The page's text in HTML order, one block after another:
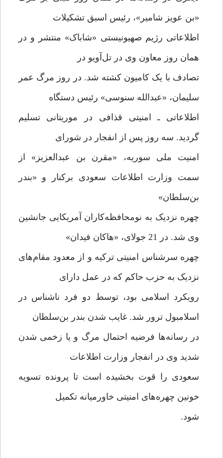
«بن عویز شامیر»، رئیس اسبق تشکیلات
اطلاعاتی رژیم صهیونیستی «شاباک» منتشر و در
همان روز معاون وی در تل‌آویو در
تصادف با یک کامیون کشته شد. در روز مرگ عمر
سلیمان، «عبدالله سنوسی» رئیس دستگاه
اطلاعاتی ـ امنیتی قذافی در موریتانی تسلیم
گردید. سه روز پس از انفجار در شورای
امنیت ملی سوریه، «مقرن بن عبدالعزیز» از
سمت وزارت اطلاعات سعودی برکنار و «بندر
بن‌سلطان»
چهره نزدیک به نومحافظه‌کاران آمریکایی جانشین
وی شد. در 21 جولای، «هاکان فیدان»
چهره سرشناس امنیتی ترکیه و از معدود مقام‌های
نزدیک به حزب حاکم که در عمل دارای
رویکرد اسلامی بود، توسط دو فرد ناشناس در
اسلامبول ترور شد. غایب شدن بندر بن‌سلطان
در رسانه‌ها فرضیه احتمال مرگ و یا زخمی شدن
شدید وی در انفجار وزارت اطلاعات
سعودی را قوت بخشیده است تا پرونده تسویه
خونین چهره‌های امنیتی خاورمیانه تکمیل
شود.